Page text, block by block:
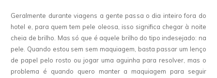
Geralmente durante viagens a gente passa o dia inteiro fora do
hotel e, para quem tem pele oleosa, isso significa chegar à noite
cheia de brilho. Mas só que é aquele brilho do tipo indesejado: na
pele. Quando estou sem sem maquiagem, basta passar um lenço
de papel pelo rosto ou jogar uma aguinha para resolver, mas o
problema é quando quero manter a maquiagem para seguir